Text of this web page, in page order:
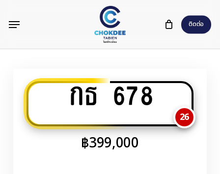
content
ติดต่อ
Menu
กธ 678
26
฿399,000